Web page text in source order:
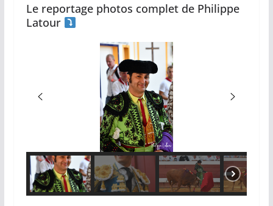
Le reportage photos complet de Philippe
Latour